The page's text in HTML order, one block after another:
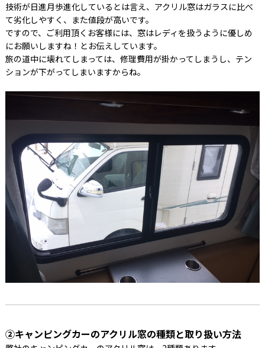
技術が日進月歩進化しているとは言え、アクリル窓はガラスに比べ
て劣化しやすく、また値段が高いです。
ですので、ご利用頂くお客様には、窓はレディを扱うように優しめ
にお願いしますね！とお伝えしています。
旅の道中に壊れてしまっては、修理費用が掛かってしまうし、テン
ションが下がってしまいますからね。
②キャンピングカーのアクリル窓の種類と取り扱い方法